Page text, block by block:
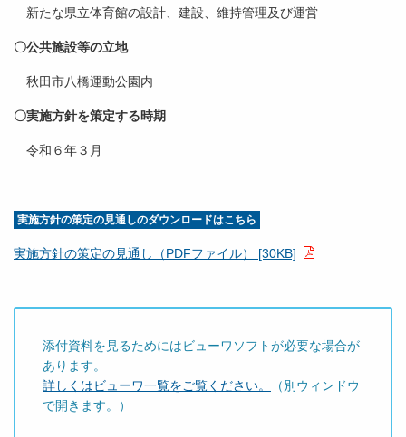
新たな県立体育館の設計、建設、維持管理及び運営
〇公共施設等の立地
秋田市八橋運動公園内
〇実施方針を策定する時期
令和６年３月
実施方針の策定の見通しのダウンロードはこちら
実施方針の策定の見通し（PDFファイル） [30KB]
添付資料を見るためにはビューワソフトが必要な場合が
あります。
詳しくはビューワ一覧をご覧ください。
（別ウィンドウ
で開きます。）